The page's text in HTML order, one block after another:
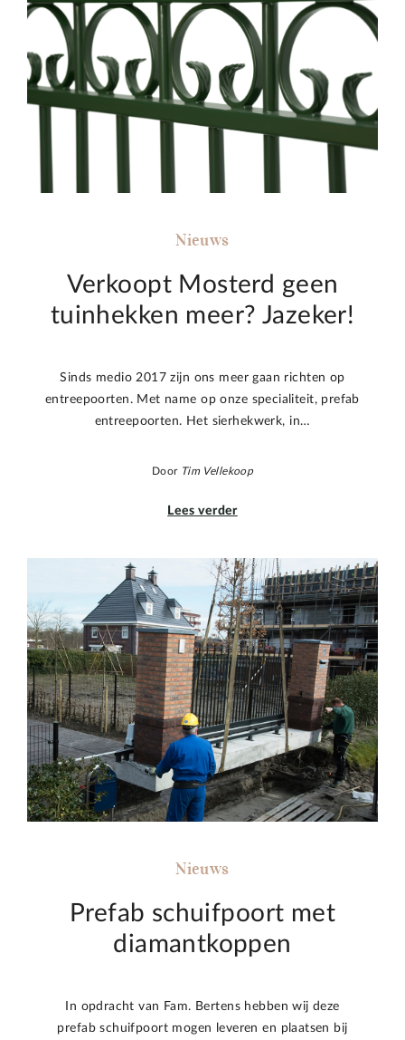
Nieuws
Verkoopt Mosterd geen
tuinhekken meer? Jazeker!
Sinds medio 2017 zijn ons meer gaan richten op
entreepoorten. Met name op onze specialiteit, prefab
entreepoorten. Het sierhekwerk, in…
Door Tim Vellekoop
Lees verder
Nieuws
Prefab schuifpoort met
diamantkoppen
In opdracht van Fam. Bertens hebben wij deze
prefab schuifpoort mogen leveren en plaatsen bij